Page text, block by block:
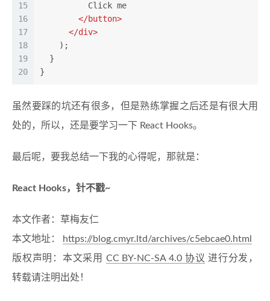
15
16
17
18
19
20
          Click me
</button>
</div>
    );
  }
}
虽然要踩的坑还有很多，但是熟练掌握之后还是有很大用
处的，所以，还是要学习一下 React Hooks。
最后呢，要我总结一下我的心得呢，那就是：
React Hooks，针不戳~
本文作者：草梅友仁
本文地址：
https://blog.cmyr.ltd/archives/c5ebcae0.html
版权声明：本文采用 CC BY-NC-SA 4.0 协议 进行分发，
转载请注明出处！